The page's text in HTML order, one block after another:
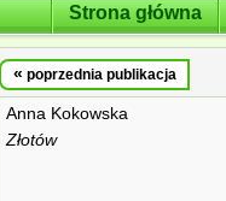
Strona główna
« poprzednia publikacja
Anna Kokowska
Złotów